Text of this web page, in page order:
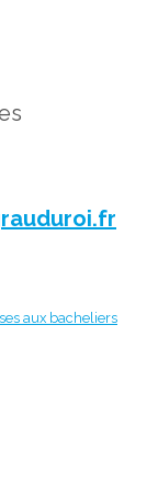
aux bacheliers